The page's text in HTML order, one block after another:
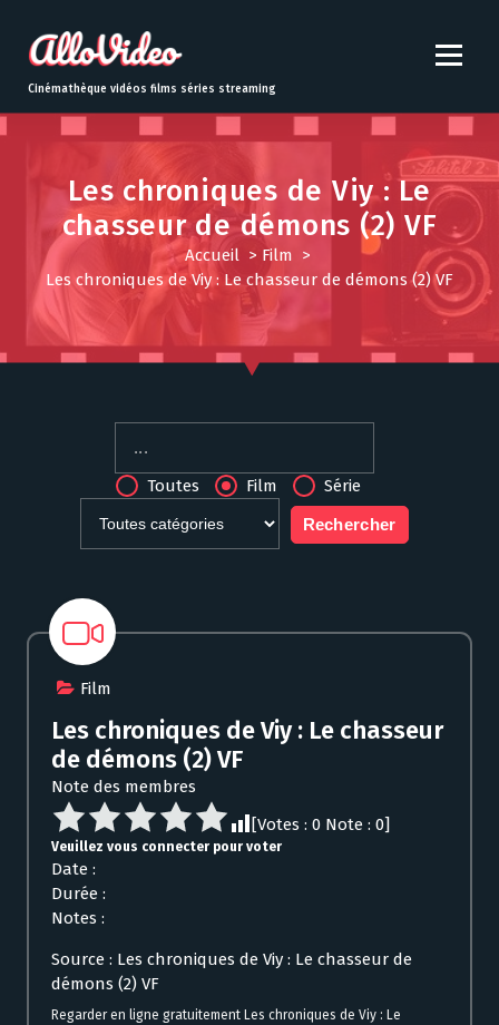
t
o
Cinémathèque vidéos films séries streaming
Les chroniques de Viy : Le
chasseur de démons (2) VF
Accueil> Film >
Les chroniques de Viy : Le chasseur de démons (2) VF
Toutes Film Série
Film
Les chroniques de Viy : Le chasseur
de démons (2) VF
Note des membres
[Votes : 0 Note : 0]
Veuillez vous connecter pour voter
Date :
Durée :
Notes :
Source : Les chroniques de Viy : Le chasseur de
démons (2) VF
Regarder en ligne gratuitement Les chroniques de Viy : Le